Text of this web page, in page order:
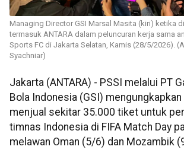
Managing Director GSI Marsal Masita (kiri) ketika
termasuk ANTARA dalam peluncuran kerja sama
Sports FC di Jakarta Selatan, Kamis (28/5/2026).
Syachniar)
Jakarta (ANTARA) - PSSI melalui PT
Bola Indonesia (GSI)
menjual sekitar 35.000 tiket untuk
timnas Indonesia di FIFA Match Day
melawan Oman (5/6) dan Mozambik